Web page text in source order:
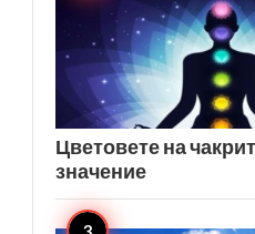
Цветовете на
значение